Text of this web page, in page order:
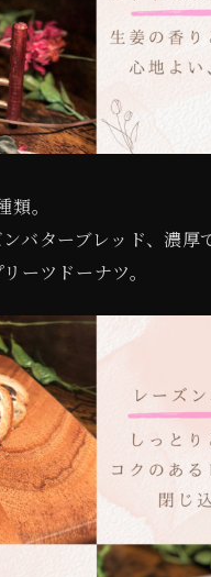
。
バターブレッド、濃
ーツドーナツ。